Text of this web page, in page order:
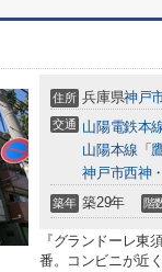
住所 兵庫県神戸
交通 山陽電鉄本
山陽本線 「
神戸市西神
築年 築29年 階
『グランドーレ東
番。コンビニが近